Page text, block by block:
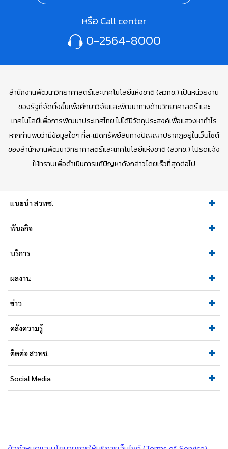
หรือ Call center
0-2564-8000
สำนักงานพัฒนาวิทยาศาสตร์และเทคโนโลยีแห่งชาติ (สวทช.) เป็นหน่วยงาน
ของรัฐที่จัดตั้งขึ้นเพื่อศึกษาวิจัยและพัฒนาทางด้านวิทยาศาสตร์ และ
เทคโนโลยีเพื่อการพัฒนาประเทศไทย ไม่ได้มีวัตถุประสงค์เพื่อแสวงหากำไร
หากท่านพบว่ามีข้อมูลใดๆ ที่ละเมิดทรัพย์สินทางปัญญาปรากฏอยู่ในเว็บไซต์
ของสำนักงานพัฒนาวิทยาศาสตร์และเทคโนโลยีแห่งชาติ (สวทช.) โปรดแจ้ง
ให้ทราบเพื่อดำเนินการแก้ปัญหาดังกล่าวโดยเร็วที่สุดต่อไป
แนะนำ สวทช.
พันธกิจ
บริการ
ผลงาน
ข่าว
คลังความรู้
ติดต่อ สวทช.
Social Media